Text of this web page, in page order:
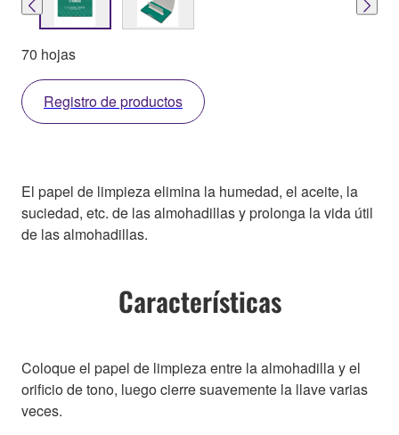
70 hojas
Registro de productos
El papel de limpieza elimina la humedad, el aceite, la
suciedad, etc. de las almohadillas y prolonga la vida útil
de las almohadillas.
Características
Coloque el papel de limpieza entre la almohadilla y el
orificio de tono, luego cierre suavemente la llave varias
veces.